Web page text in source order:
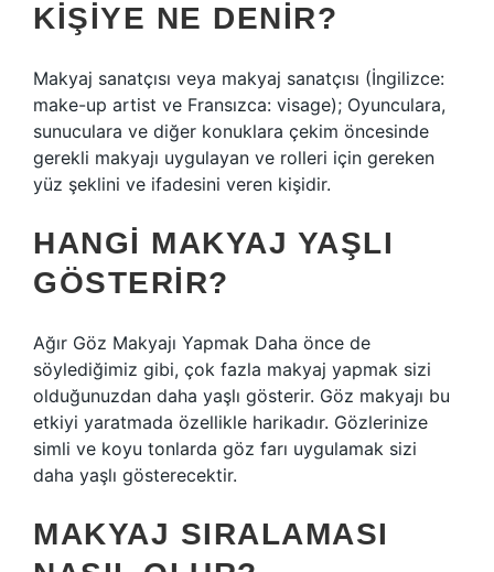
KIŞIYE NE DENIR?
Makyaj sanatçısı veya makyaj sanatçısı (İngilizce:
make-up artist ve Fransızca: visage); Oyunculara,
sunuculara ve diğer konuklara çekim öncesinde
gerekli makyajı uygulayan ve rolleri için gereken
yüz şeklini ve ifadesini veren kişidir.
HANGI MAKYAJ YAŞLI
GÖSTERIR?
Ağır Göz Makyajı Yapmak Daha önce de
söylediğimiz gibi, çok fazla makyaj yapmak sizi
olduğunuzdan daha yaşlı gösterir. Göz makyajı bu
etkiyi yaratmada özellikle harikadır. Gözlerinize
simli ve koyu tonlarda göz farı uygulamak sizi
daha yaşlı gösterecektir.
MAKYAJ SIRALAMASI